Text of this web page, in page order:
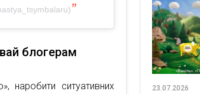
блогерам
наробити ситуативних
23.07.2026